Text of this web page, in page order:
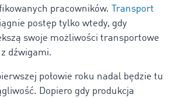
pracowników.
Transport
postęp tylko wtedy, gdy
swoje możliwości transportowe
dźwigami.
połowie roku nadal będzie tu
Dopiero gdy produkcja